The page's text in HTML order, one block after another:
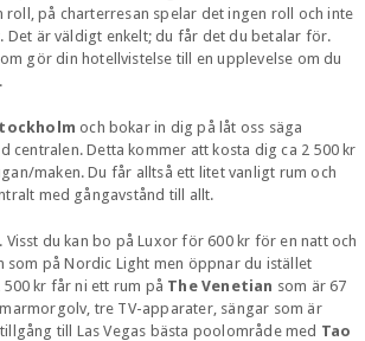
på charterresan spelar det ingen roll och inte
Det är väldigt enkelt; du får det du betalar för.
gör din hotellvistelse till en upplevelse om du
och bokar in dig på låt oss säga
centralen. Detta kommer att kosta dig ca 2 500 kr
maken. Du får alltså ett litet vanligt rum och
med gångavstånd till allt.
Visst du kan bo på Luxor för 600 kr för en natt och
som på Nordic Light men öppnar du istället
kr får ni ett rum på The Venetian som är 67
tre TV-apparater, sängar som är
till Las Vegas bästa poolområde med Tao